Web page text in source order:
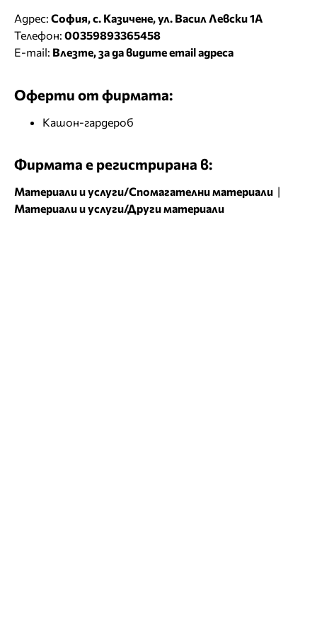
Адрес: София, с. Казичене, ул. Васил Левски 1А
Телефон: 00359893365458
E-mail: Влезте, за да видите email адреса
Оферти от фирмата:
Кашон-гардероб
Фирмата е регистрирана в:
Материали и услуги/Спомагателни материали |
Материали и услуги/Други материали